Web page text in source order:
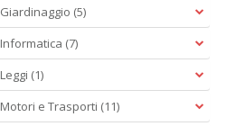
Giardinaggio (5)
Informatica (7)
Leggi (1)
Motori e Trasporti (11)